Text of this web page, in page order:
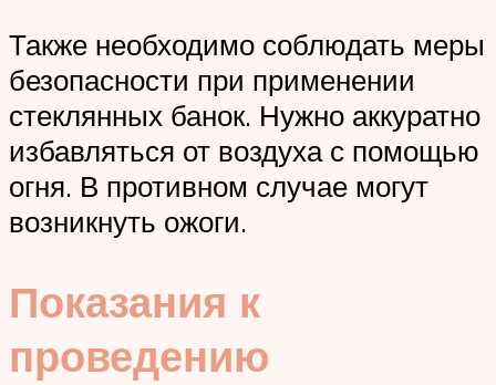
Также необходимо соблюдать меры
безопасности при применении
стеклянных банок. Нужно аккуратно
избавляться от воздуха с помощью
огня. В противном случае могут
возникнуть ожоги.
Показания к
проведению